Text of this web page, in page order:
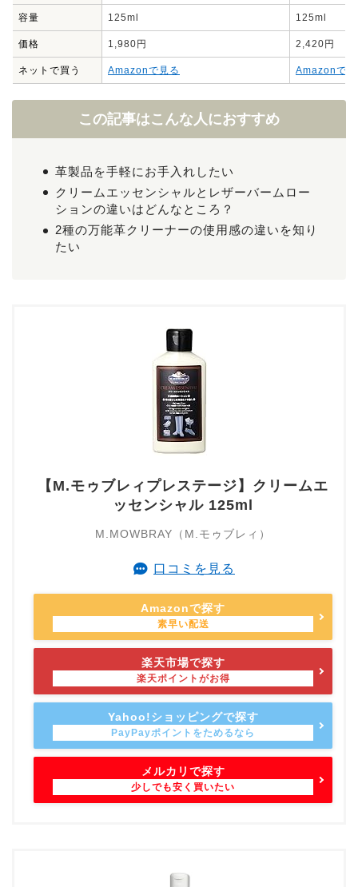
容量 125ml 125ml
価格 1,980円 2,420円
ネットで買う Amazonで見る Amazonで
この記事はこんな人におすすめ
革製品を手軽にお手入れしたい
クリームエッセンシャルとレザーバームロー
ションの違いはどんなところ？
2種の万能革クリーナーの使用感の違いを知り
たい
【M.モゥブレィプレステージ】クリームエ
ッセンシャル 125ml
M.MOWBRAY（M.モゥブレィ）
口コミを見る
Amazonで探す
楽天市場で探す
Yahoo!ショッピングで探す
メルカリで探す